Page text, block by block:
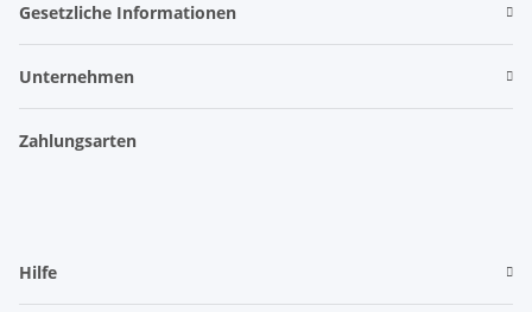
Gesetzliche Informationen
Unternehmen
Zahlungsarten
Hilfe